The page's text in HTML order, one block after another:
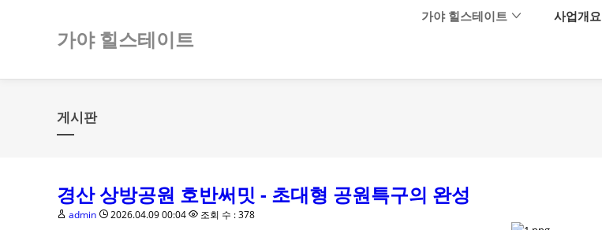
메뉴 건너뛰기
가야 힐스테이트
가야 힐스테이트 사업개요
게시판
경산 상방공원 호반써밋 - 초대형 공원특구의 완성
admin 2026.04.09 00:04 조회 수 : 378